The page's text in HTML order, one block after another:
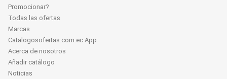
Promocionar?
Todas las ofertas
Marcas
Catalogosofertas.com.ec App
Acerca de nosotros
Añadir catálogo
Noticias